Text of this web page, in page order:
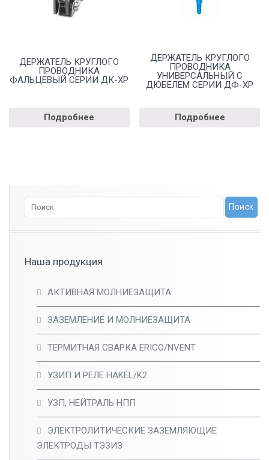
ДЕРЖАТЕЛЬ КРУГЛОГО
ПРОВОДНИКА
ФАЛЬЦЕВЫЙ СЕРИИ ДК-ХР
Подробнее
ДЕРЖАТЕЛЬ КРУГЛОГО
ПРОВОДНИКА
УНИВЕРСАЛЬНЫЙ С
ДЮБЕЛЕМ СЕРИИ ДФ-ХР
Подробнее
Наша продукция
АКТИВНАЯ МОЛНИЕЗАЩИТА
ЗАЗЕМЛЕНИЕ И МОЛНИЕЗАЩИТА
ТЕРМИТНАЯ СВАРКА ERICO/NVENT
УЗИП И РЕЛЕ HAKEL/K2
УЗП, НЕЙТРАЛЬ НПП
ЭЛЕКТРОЛИТИЧЕСКИЕ ЗАЗЕМЛЯЮЩИЕ
ЭЛЕКТРОДЫ ТЭЗИЗ